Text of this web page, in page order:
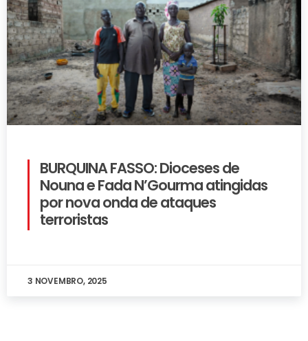
BURQUINA FASSO: Dioceses de
Nouna e Fada N’Gourma atingidas
por nova onda de ataques
terroristas
3 NOVEMBRO, 2025